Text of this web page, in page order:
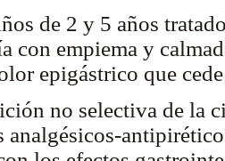
de 2 y 5 años
con empiema y
epigástrico que
no selectiva de la
analgésicos-